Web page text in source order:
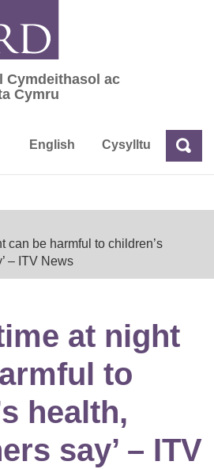
Cymdeithasol ac
Cymdeithasol ac
Cymru
English Cysylltu Chwilio
can be harmful to children’s
– ITV News
at night
to
health,
say’ – ITV